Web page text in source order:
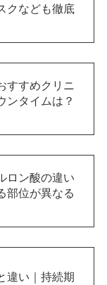
クなども徹底
すすめクリニ
ンタイムは？
ロン酸の違い
部位が異なる
違い｜持続期